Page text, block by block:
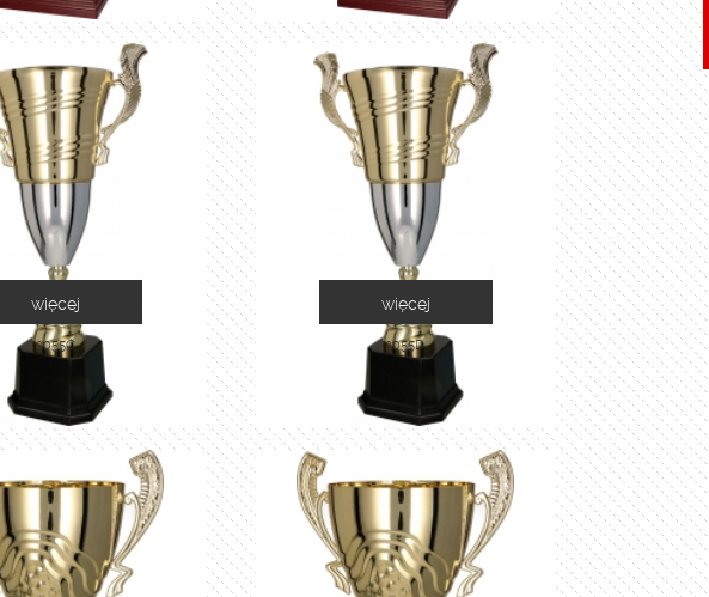
2055C
więcej
2055D
więcej